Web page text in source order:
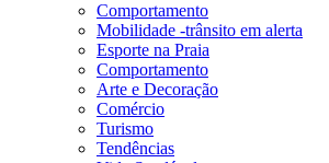
Comportamento
Mobilidade -trânsito em alerta
Esporte na Praia
Comportamento
Arte e Decoração
Comércio
Turismo
Tendências